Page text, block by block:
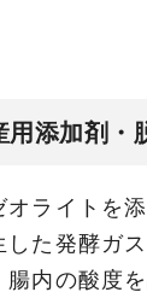
用添加剤・
ライトを
した発酵ガ
腸内の酸度